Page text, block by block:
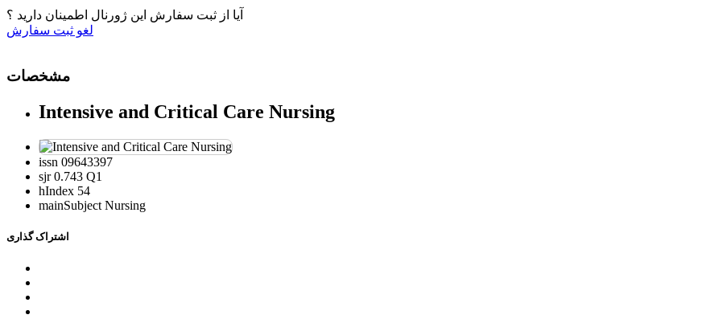
آیا از ثبت سفارش این ژورنال اطمینان دارید ؟
لغو ثبت سفارش
مشخصات
Intensive and Critical Care Nursing
issn 09643397
sjr0.743 Q1
hIndex 54
mainSubject Nursing
اشتراک گذاری